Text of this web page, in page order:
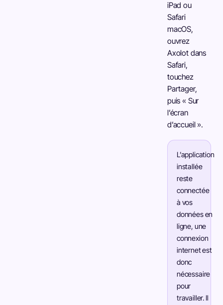
iPad ou
Safari
macOS,
ouvrez
Axolot dans
Safari,
touchez
Partager,
puis « Sur
l’écran
d’accueil ».
L’application
installée
reste
connectée
à vos
données en
ligne, une
connexion
internet est
donc
nécessaire
pour
travailler. Il